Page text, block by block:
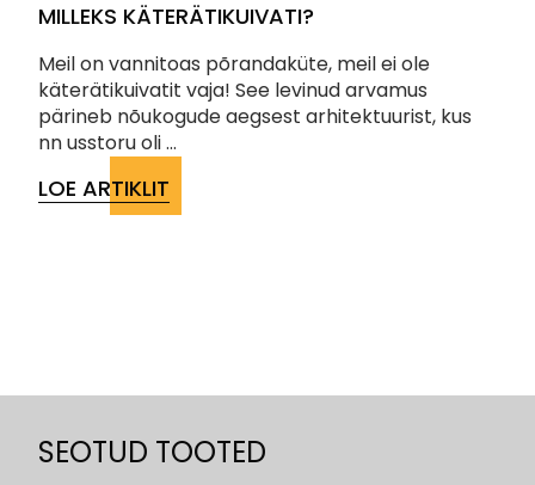
MILLEKS KÄTERÄTIKUIVATI?
Meil on vannitoas põrandaküte, meil ei ole
käterätikuivatit vaja! See levinud arvamus
pärineb nõukogude aegsest arhitektuurist, kus
nn usstoru oli ...
LOE ARTIKLIT
SEOTUD TOOTED